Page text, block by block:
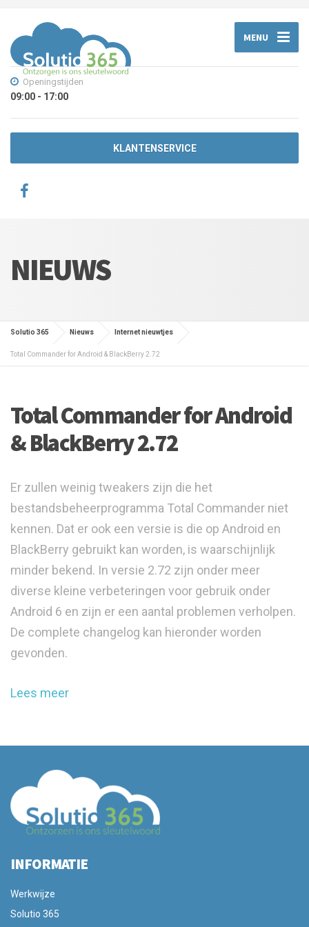
MENU
Openingstijden
09:00 - 17:00
KLANTENSERVICE
NIEUWS
Solutio 365 Nieuws Internet nieuwtjes
Total Commander for Android & BlackBerry 2.72
Total Commander for Android
& BlackBerry 2.72
Er zullen weinig tweakers zijn die het
bestandsbeheerprogramma Total Commander niet
kennen. Dat er ook een versie is die op Android en
BlackBerry gebruikt kan worden, is waarschijnlijk
minder bekend. In versie 2.72 zijn onder meer
diverse kleine verbeteringen voor gebruik onder
Android 6 en zijn er een aantal problemen verholpen.
De complete changelog kan hieronder worden
gevonden.
Lees meer
INFORMATIE
Werkwijze
Solutio 365